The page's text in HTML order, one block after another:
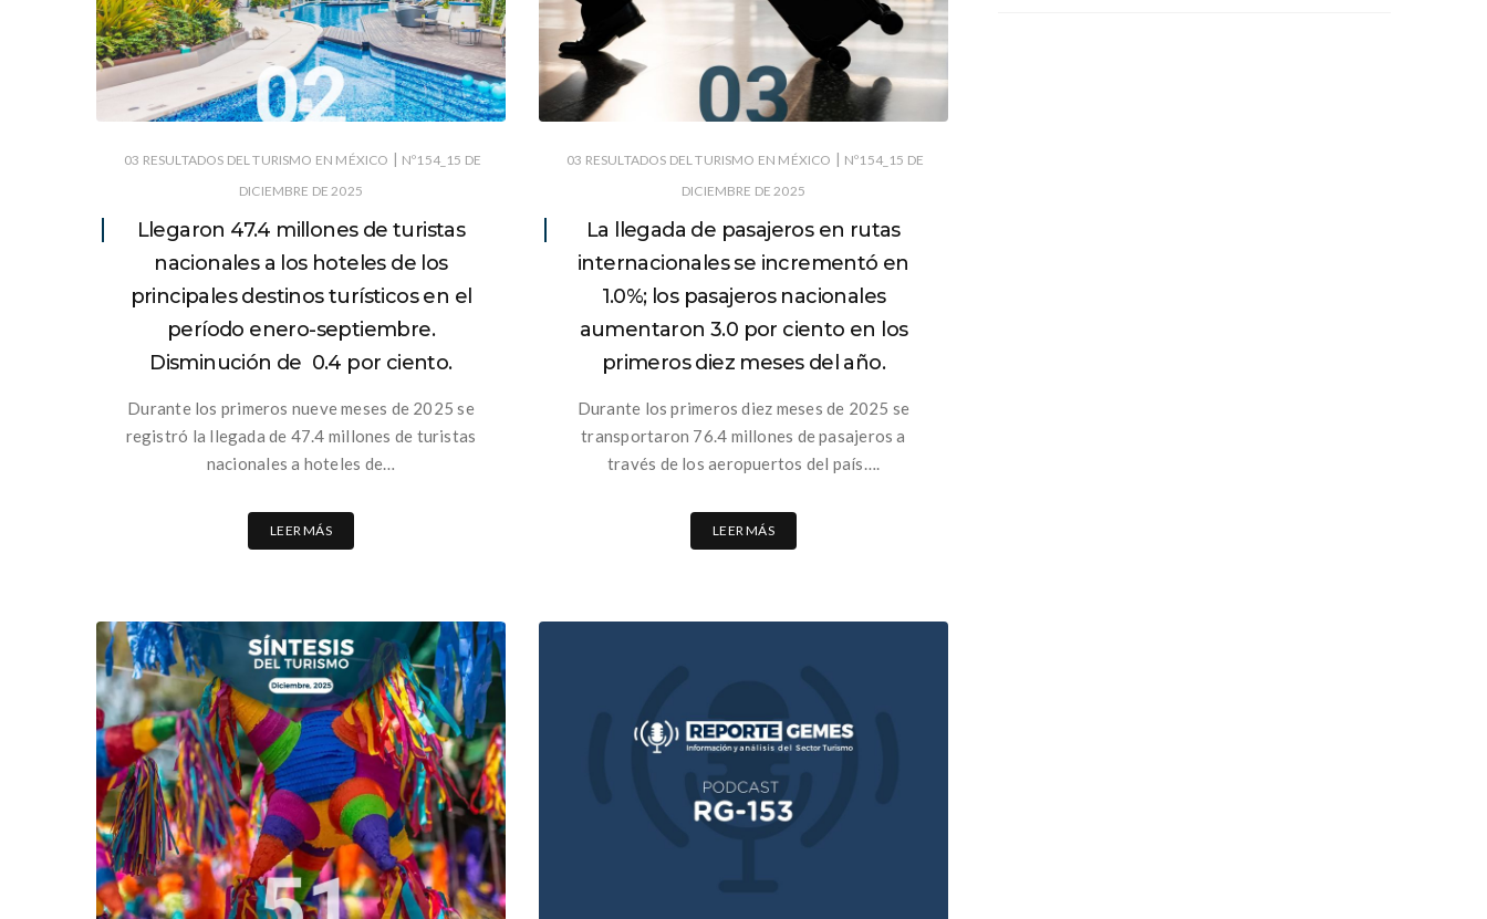
03 RESULTADOS DEL TURISMO EN MÉXICO | Nº154_15 DE
DICIEMBRE DE 2025
Llegaron 47.4 millones de turistas
nacionales a los hoteles de los
principales destinos turísticos en el
período enero-septiembre.
Disminución de 0.4 por ciento.
Durante los primeros nueve meses de 2025 se
registró la llegada de 47.4 millones de turistas
nacionales a hoteles de…
LEER MÁS
03 RESULTADOS DEL TURISMO EN MÉXICO | Nº154_15 DE
DICIEMBRE DE 2025
La llegada de pasajeros en rutas
internacionales se incrementó en
1.0%; los pasajeros nacionales
aumentaron 3.0 por ciento en los
primeros diez meses del año.
Durante los primeros diez meses de 2025 se
transportaron 76.4 millones de pasajeros a
través de los aeropuertos del país….
LEER MÁS